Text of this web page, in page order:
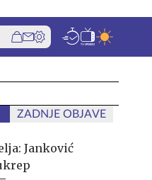
ZADNJE OBJAVE
Janković